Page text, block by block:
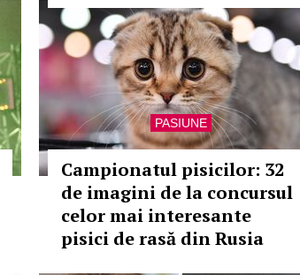
PASIUNE
Campionatul pisicilor: 32
de imagini de la concursul
celor mai interesante
pisici de rasă din Rusia